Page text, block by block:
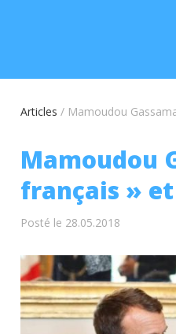
Articles / Mamoudou
Mamoudou
français »
Posté le 28.05.2018